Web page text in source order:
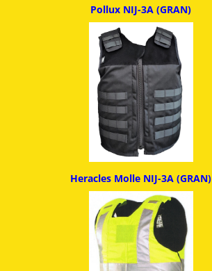
Pollux NIJ-3A (GRAN)
Heracles Molle NIJ-3A (GRAN)